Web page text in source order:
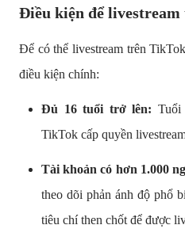
Điều kiện để
Để có thể livestream trên
điều kiện chính:
Đủ 16 tuổi trở lên:
TikTok cấp quyền
Tài khoản có hơn 1.000
theo dõi phản ánh độ phổ
tiêu chí then chốt để được